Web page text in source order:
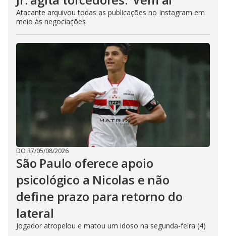
Atacante arquivou todas as publicações no Instagram em
meio às negociações
DO R7/05/08/2026
São Paulo oferece apoio
psicológico a Nicolas e não
define prazo para retorno do
lateral
Jogador atropelou e matou um idoso na segunda-feira (4)